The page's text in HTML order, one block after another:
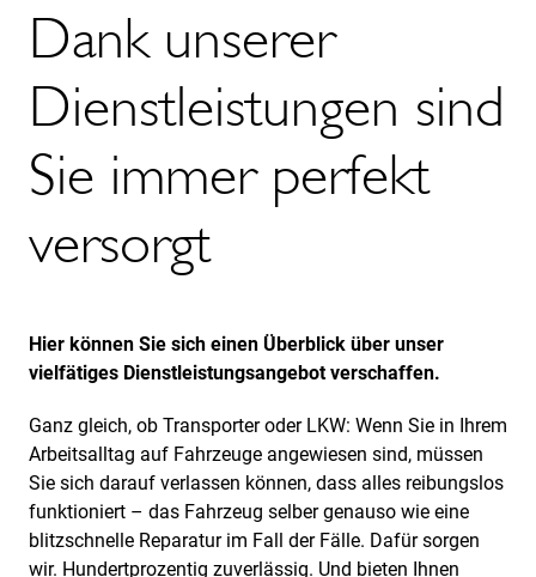
Dank unserer
Dienstleistungen sind
Sie immer perfekt
versorgt
Hier können Sie sich einen Überblick über unser
vielfätiges Dienstleistungsangebot verschaffen.
Ganz gleich, ob Transporter oder LKW: Wenn Sie in Ihrem
Arbeitsalltag auf Fahrzeuge angewiesen sind, müssen
Sie sich darauf verlassen können, dass alles reibungslos
funktioniert – das Fahrzeug selber genauso wie eine
blitzschnelle Reparatur im Fall der Fälle. Dafür sorgen
wir. Hundertprozentig zuverlässig. Und bieten Ihnen